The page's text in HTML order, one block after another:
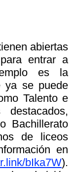
abiertas
entrar a
es la
ya se puede
Talento e
destacados,
Bachillerato
de liceos
en
bIka7W).